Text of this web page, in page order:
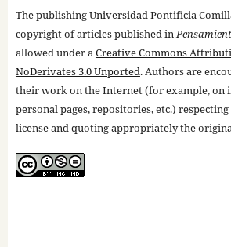
The publishing Universidad Pontificia
copyright of articles published in
allowed under aCreative Commons
NoDerivates 3.0 Unported. Authors are
their work on the Internet (for example, on
personal pages, repositories, etc.)
license and quoting appropriately the